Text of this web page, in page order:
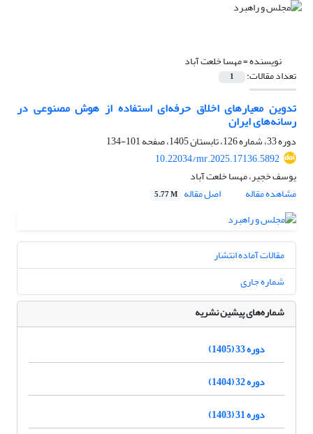
نویسنده =مهسا خلعت آباد
تعداد مقالات: 1
تدوین معیارهای اخلاق حرفه‌ای استفاده از هوش مصنوعی در
رسانه‌های ایران
دوره 33، شماره 126، تابستان 1405، صفحه
101-134
10.22034/mr.2025.17136.5892
یوسف خجیر، مهسا خلعت آباد
مشاهده مقاله
اصل مقاله 5.77 M
مقالات آماده انتشار
شماره جاری
شماره‌های پیشین نشریه
دوره 33 (1405)
دوره 32 (1404)
دوره 31 (1403)